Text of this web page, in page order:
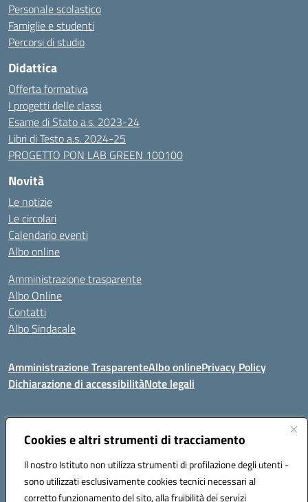
Cookies e altri strumenti di tracciamento
Il nostro Istituto non utilizza strumenti di profilazione degli utenti -
sono utilizzati esclusivamente cookies tecnici necessari al
corretto funzionamento del sito, alla fruibilità dei servizi
Personale scolastico
Famiglie e studenti
Percorsi di studio
Didattica
Offerta formativa
I progetti delle classi
Esame di Stato a.s. 2023-24
Libri di Testo a.s. 2024-25
PROGETTO PON LAB GREEN 100100
Novità
Le notizie
Le circolari
Calendario eventi
Albo online
Amministrazione trasparente
Albo Online
Contatti
Albo Sindacale
Amministrazione TrasparenteAlbo onlinePrivacy Policy
Dichiarazione di accessibilitàNote legali
Indirizzo:Via De Martis s.n.c. 07029 Tempio Pausania (OT)
Posta elettronica certificata (PEC):sssl030007@pec.istruzione.it
Codice fiscale: 91009410902